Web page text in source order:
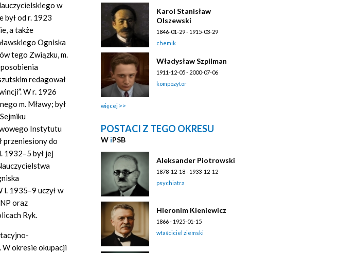
w
był od r. 1923
a także
Ogniska
tego Związku, m.
redagował
W r. 1926
m. Mławy; był
Instytutu
przeniesiony do
1932–5 był jej
l. 1935–9 uczył w
oraz
Ryk.
W okresie okupacji
Karol Stanisław
Olszewski
1846-01-29 - 1915-03-29
chemik
Władysław Szpilman
1911-12-05 - 2000-07-06
kompozytor
więcej
POSTACI Z TEGO OKRESU
W iPSB
Aleksander Piotrowski
1878-12-18 - 1933-12-12
psychiatra
Hieronim Kieniewicz
1866 - 1925-01-15
właściciel ziemski